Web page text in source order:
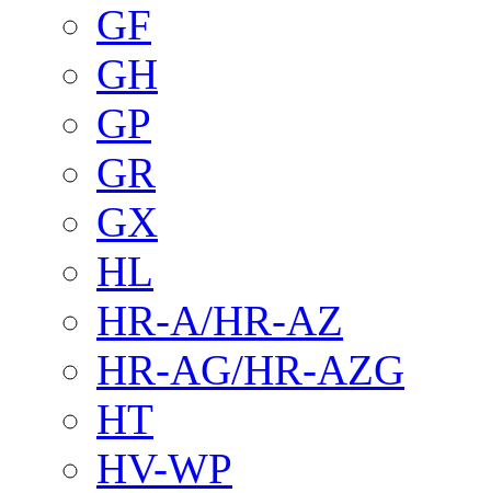
GF
GH
GP
GR
GX
HL
HR-A/HR-AZ
HR-AG/HR-AZG
HT
HV-WP